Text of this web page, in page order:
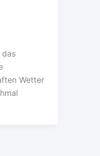
das
Wetter